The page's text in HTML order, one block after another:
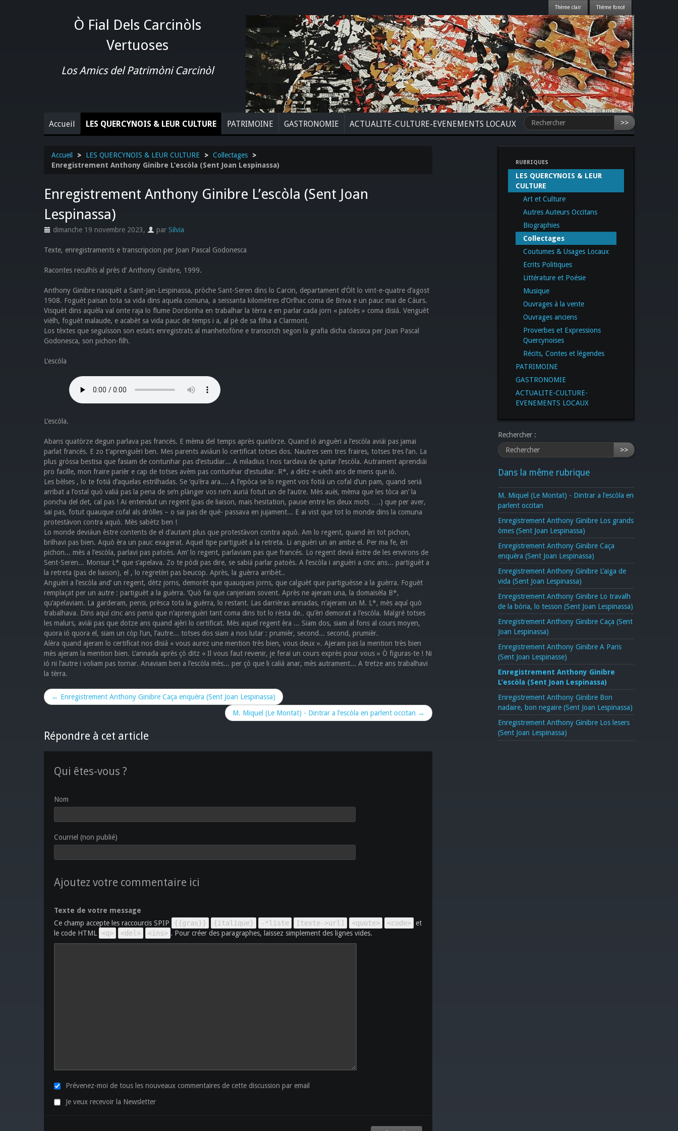
Ò Fial Dels Carcinòls
Vertuoses
Los Amics del Patrimòni Carcinòl
Accueil LES QUERCYNOIS & LEUR CULTURE PATRIMOINE GASTRONOMIE ACTUALITE-CULTURE-EVENEMENTS LOCAUX >>
Accueil > LES QUERCYNOIS & LEUR CULTURE > Collectages
>
Enregistrement Anthony Ginibre L’escòla (Sent Joan Lespinassa)
Enregistrement Anthony Ginibre L’escòla (Sent Joan
Lespinassa)
dimanche 19 novembre 2023, par Silvia
Texte, enregistraments e transcripcion per Joan Pascal Godonesca
Racontes reculhís al près d’ Anthony Ginibre, 1999.
Anthony Ginibre nasquèt a Sant-Jan-Lespinassa, pròche Sant-Seren dins lo Carcin, departament d’Òlt lo vint-e-quatre d’agost
1908. Foguèt paisan tota sa vida dins aquela comuna, a seissanta kilomètres d’Orlhac coma de Briva e un pauc mai de Cáurs.
Visquèt dins aquèla val onte raja lo flume Dordonha en trabalhar la tèrra e en parlar cada jorn « patoès » coma disiá. Venguèt
vièlh, foguèt malaude, e acabèt sa vida pauc de temps i a, al pè de sa filha a Clarmont.
Los tèxtes que seguísson son estats enregistrats al manhetofòne e transcrich segon la grafia dicha classica per Joan Pascal
Godonesca, son pichon-filh.
L’escòla
L’escòla.
Abans quatòrze degun parlava pas francés. E mèma del temps après quatòrze. Quand ió anguèri a l’escòla aviái pas jamai
parlat francés. E zo t’aprenguèri ben. Mes parents aviáun lo certificat totses dos. Nautres sem tres fraires, totses tres l’an. La
plus gròssa bestisa que fasiam de contunhar pas d’estudiar... A miladius ! nos tardava de quitar l’escòla. Autrament aprendiái
pro facille, mon fraire parièr e cap de totses avèm pas contunhar d’estudiar. R*, a dètz-e-uèch ans de mens que ió.
Les bèlses , lo te fotiá d’aquelas estrilhadas. Se ‘qu’èra ara.... A l’epòca se lo regent vos fotiá un cofal d’un pam, quand seriá
arribat a l’ostal quò valiá pas la pena de se’n plànger vos ne’n auriá fotut un de l’autre. Mès auèi, mèma que les tòca an’ la
poncha del det, cal pas ! Ai entendut un regent (pas de liaison, mais hesitation, pause entre les deux mots ….) que per aver,
sai pas, fotut quauque cofal als dròlles – o sai pas de qué- passava en jujament... E ai vist que tot lo monde dins la comuna
protestàvon contra aquò. Mès sabètz ben !
Lo monde deviáun èstre contents de el d’autant plus que protestàvon contra aquò. Am lo regent, quand èri tot pichon,
brilhavi pas bien. Aquò èra un pauc exagerat. Aquel tipe partiguèt a la retreta. Li anguèri un an ambe el. Per ma fe, èri
pichon... mès a l’escòla, parlavi pas patoès. Am’ lo regent, parlaviam pas que francés. Lo regent deviá èstre de les environs de
Sent-Seren... Monsur L* que s’apelava. Zo te pòdi pas dire, se sabiá parlar patoès. A l’escòla i anguèri a cinc ans... partiguèt a
la retreta (pas de liaison), el , lo regretèri pas beucop. Après, la guèrra arribèt..
Anguèri a l’escòla and’ un regent, dètz jorns, demorèt que quauques jorns, que calguèt que partiguèsse a la guèrra. Foguèt
remplaçat per un autre : partiguèt a la guèrra. ‘Quò fai que canjeriam sovent. Après ne ajeram una, la domaisèla B*,
qu’apelaviam. La garderam, pensi, prèsca tota la guèrra, lo restant. Las darrièras annadas, n’ajeram un M. L*, mès aquí quò
trabalhava. Dins aquí cinc ans pensi que n’aprenguèri tant coma dins tot lo rèsta de.. qu’èri demorat a l’escòla. Malgré totses
les malurs, aviái pas que dotze ans quand ajèri lo certificat. Mès aquel regent èra ... Siam dos, siam al fons al cours moyen,
quora ió quora el, siam un còp l’un, l’autre... totses dos siam a nos lutar : prumièr, second... second, prumièr.
Alèra quand ajeram lo certificat nos disiá « vous aurez une mention très bien, vous deux ». Ajeram pas la mention très bien
mès ajeram la mention bien. L’annada après çò ditz « Il vous faut revenir, je ferai un cours exprès pour vous » Ò figuras-te ! Ni
ió ni l’autre i voliam pas tornar. Anaviam ben a l’escòla mès... per çò que li caliá anar, mès autrament... A tretze ans trabalhavi
la tèrra.
← Enregistrement Anthony Ginibre Caça enquèra (Sent Joan Lespinassa)
M. Miquel (Le Montat) - Dintrar a l’escòla en parlent occitan →
Répondre à cet article
Qui êtes-vous ?
Nom
Courriel (non publié)
Ajoutez votre commentaire ici
Texte de votre message
Ce champ accepte les raccourcis SPIP
{{gras}} {italique} -*liste [texte->url] <quote> <code> et
le code HTML
<q> <del> <ins> . Pour créer des paragraphes, laissez simplement des lignes vides.
Prévenez-moi de tous les nouveaux commentaires de cette discussion par email
Je veux recevoir la Newsletter
RUBRIQUES
LES QUERCYNOIS & LEUR
CULTURE
Art et Culture
Autres Auteurs Occitans
Biographies
Collectages
Coutumes & Usages Locaux
Ecrits Politiques
Littérature et Poésie
Musique
Ouvrages à la vente
Ouvrages anciens
Proverbes et Expressions
Quercynoises
Récits, Contes et légendes
PATRIMOINE
GASTRONOMIE
ACTUALITE-CULTURE-
EVENEMENTS LOCAUX
Rechercher :
>>
Dans la même rubrique
M. Miquel (Le Montat) - Dintrar a l’escòla en
parlent occitan
Enregistrement Anthony Ginibre Los grands
òmes (Sent Joan Lespinassa)
Enregistrement Anthony Ginibre Caça
enquèra (Sent Joan Lespinassa)
Enregistrement Anthony Ginibre L’aiga de
vida (Sent Joan Lespinassa)
Enregistrement Anthony Ginibre Lo travalh
de la bòria, lo tesson (Sent Joan Lespinassa)
Enregistrement Anthony Ginibre Caça (Sent
Joan Lespinassa)
Enregistrement Anthony Ginibre A Paris
(Sent Joan Lespinasse)
Enregistrement Anthony Ginibre
L’escòla (Sent Joan Lespinassa)
Enregistrement Anthony Ginibre Bon
nadaire, bon negaire (Sent Joan Lespinassa)
Enregistrement Anthony Ginibre Los lesers
(Sent Joan Lespinassa)